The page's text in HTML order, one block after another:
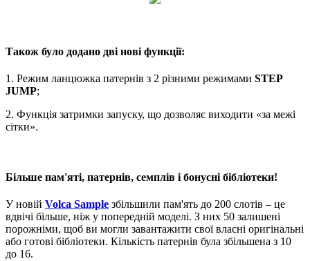
Також було додано дві нові функції:
1. Режим ланцюжка патернів з 2 різними режимами STEP
JUMP;
2. Функція затримки запуску, що дозволяє виходити «за межі
сітки».
Більше пам'яті, патернів, семплів і бонусні бібліотеки!
У новій Volca Sample збільшили пам'ять до 200 слотів – це
вдвічі більше, ніж у попередній моделі. З них 50 залишені
порожніми, щоб ви могли завантажити свої власні оригінальні
або готові бібліотеки. Кількість патернів була збільшена з 10
до 16.